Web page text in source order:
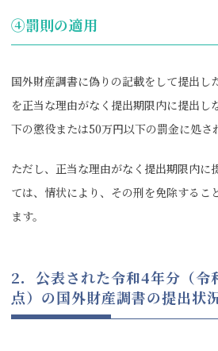
④罰則の適用
国外財産調書に偽りの記載をして提出し
を正当な理由がなく提出期限内に提出し
下の懲役または50万円以下の罰金に処さ
ただし、正当な理由がなく提出期限内に
ては、情状により、その刑を免除するこ
ます。
2．公表された令和4年分（令
点）の国外財産調書の提出状